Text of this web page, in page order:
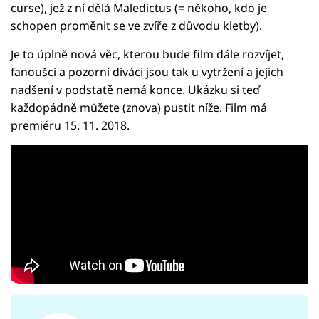
curse), jež z ní dělá Maledictus (= někoho, kdo je
schopen proměnit se ve zvíře z důvodu kletby).
Je to úplně nová věc, kterou bude film dále rozvíjet,
fanoušci a pozorní diváci jsou tak u vytržení a jejich
nadšení v podstatě nemá konce. Ukázku si teď
každopádně můžete (znova) pustit níže. Film má
premiéru 15. 11. 2018.